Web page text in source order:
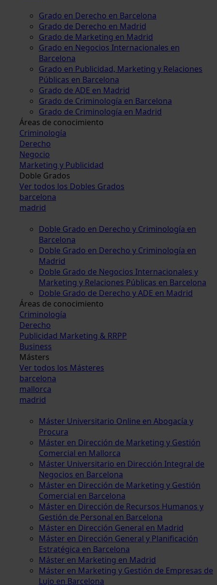
Grado en Derecho en Barcelona
Grado de Derecho en Madrid
Grado de Marketing en Madrid
Grado en Negocios Internacionales en
Barcelona
Grado en Publicidad, Marketing y Relaciones
Públicas en Barcelona
Grado de ADE en Madrid
Grado de Criminología en Barcelona
Grado de Criminología en Madrid
Áreas de conocimiento
Criminología
Derecho
Negocio
Marketing y Publicidad
Doble Grados
Ver todos los Dobles Grados
barcelona
madrid
Doble Grado en Derecho y Criminología en
Barcelona
Doble Grado en Derecho y Criminología en
Madrid
Doble Grado de Negocios Internacionales y
Marketing y Relaciones Públicas en Barcelona
Doble Grado de Derecho y ADE en Madrid
Áreas de conocimiento
Criminología
Derecho
Publicidad Marketing & RRPP
Business
Másters
Ver todos los Másteres
barcelona
mallorca
madrid
Máster Universitario Online en Abogacía y
Procura
Máster en Dirección de Marketing y Gestión
Comercial en Mallorca
Máster Universitario en Dirección Integral de
Negocios en Barcelona
Máster en Dirección de Marketing y Gestión
Comercial en Barcelona
Máster en Dirección de Recursos Humanos y
Gestión de Personal en Barcelona
Máster en Dirección General en Madrid
Máster en Dirección General y Planificación
Estratégica en Barcelona
Máster en Marketing en Madrid
Máster en Marketing y Gestión de Empresas de
Lujo en Barcelona